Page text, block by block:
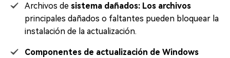
Archivos de sistema dañados: Los archivos
principales dañados o faltantes pueden bloquear la
instalación de la actualización.
Componentes de actualización de Windows